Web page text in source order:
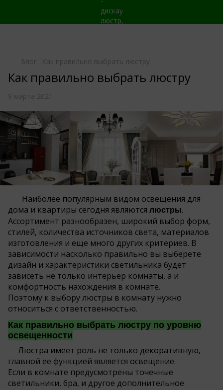
Блог Как правильно выбрать люстру
Как правильно выбрать люстру
9 марта 2021
Наиболее популярным видом освещения для
дома и квартиры сегодня являются люстры.
Ассортимент разнообразен, широкий выбор форм,
стилей, количества источников света, материалов
изготовления и еще много других критериев. В
зависимости насколько правильно вы выберете
дизайн и характеристики светильника будет
зависеть не только интерьер комнаты, а и
комфортность нахождения в комнате.
Поэтому к выбору люстры в комнату нужно
относиться с ответственностью.
Как правильно выбрать люстру по уровню
освещенности
Люстра имеет роль не только декоративную,
главной ее функцией является освещение.
Если в комнате предусмотрены точечные
светильники, бра, и другое дополнительное